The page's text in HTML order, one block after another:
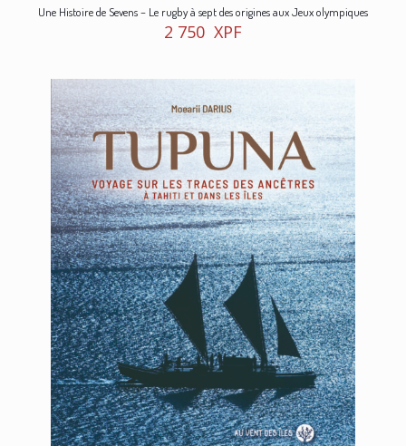
Une Histoire de Sevens – Le rugby à sept des origines aux Jeux olympiques
2 750 XPF